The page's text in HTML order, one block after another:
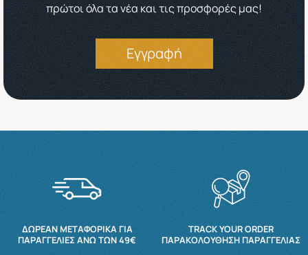
πρώτοι όλα τα νέα και τις προσφορές μας!
Εγγραφή
ΔΩΡΕΆΝ ΜΕΤΑΦΟΡΙΚΆ ΓΙΑ
ΠΑΡΑΓΓΕΛΊΕΣ ΆΝΩ ΤΩΝ 49€
TRACK YOUR ORDER
ΠΑΡΑΚΟΛΟΎΘΗΣΗ ΠΑΡΑΓΓΕΛΊΑΣ